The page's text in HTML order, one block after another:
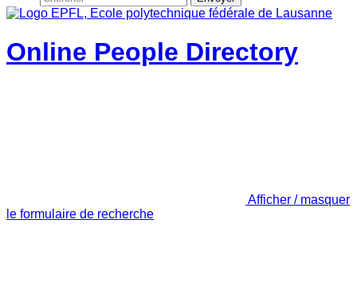
Online People Directory
Afficher / masquer
le formulaire de recherche